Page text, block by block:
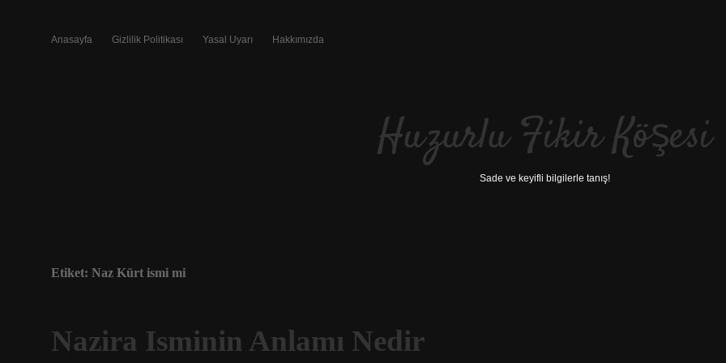
Anasayfa Gizlilik Politikası Yasal Uyarı Hakkımızda
Huzurlu Fikir Köşesi
Sade ve keyifli bilgilerle tanış!
Etiket: Naz Kürt ismi mi
Nazira Isminin Anlamı Nedir